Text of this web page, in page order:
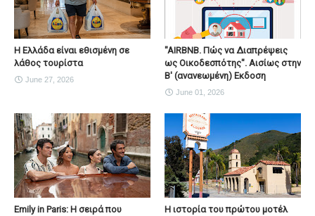
Η Ελλάδα είναι εθισμένη σε
λάθος τουρίστα
June 27, 2026
"AIRBNB. Πώς να Διαπρέψεις
ως Οικοδεσπότης". Αισίως στην
Β' (ανανεωμένη) Εκδοση
June 01, 2026
Emily in Paris: Η σειρά που
Η ιστορία του πρώτου μοτέλ